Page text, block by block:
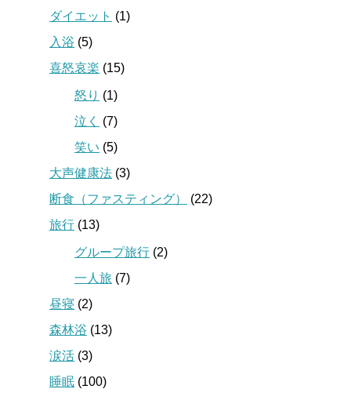
ダイエット (1)
入浴 (5)
喜怒哀楽 (15)
怒り (1)
泣く
(7)
笑い (5)
大声健康法 (3)
断食（ファスティング）
(22)
旅行 (13)
グループ旅行 (2)
一人旅 (7)
昼寝 (2)
森林浴 (13)
涙活 (3)
睡眠 (100)